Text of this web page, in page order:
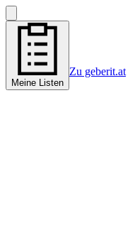
Meine Listen
Zu geberit.at